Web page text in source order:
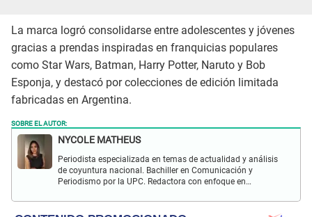
La marca logró consolidarse entre adolescentes y jóvenes
gracias a prendas inspiradas en franquicias populares
como Star Wars, Batman, Harry Potter, Naruto y Bob
Esponja, y destacó por colecciones de edición limitada
fabricadas en Argentina.
SOBRE EL AUTOR:
NYCOLE MATHEUS
Periodista especializada en temas de actualidad y análisis
de coyuntura nacional. Bachiller en Comunicación y
Periodismo por la UPC. Redactora con enfoque en
revista Wapa.